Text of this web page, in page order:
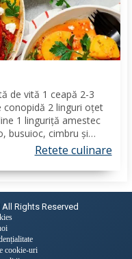
de vită 1 ceapă 2-3
conopidă 2 linguri oțet
1 linguriță amestec
busuioc, cimbru și
piper negru Mod de
la...
Retete culinare
Rights Reserved
cookie-uri